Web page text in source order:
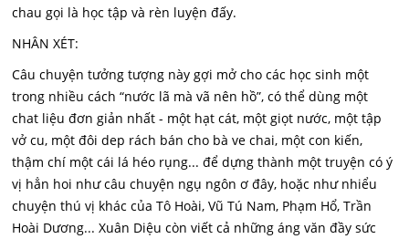
chau gọi là học tập và rèn luyện đấy.
NHÂN XÉT:
Câu chuyện tưởng tượng này gợi mở cho các học sinh một
trong nhiều cách “nước lã mà vã nên hồ”, có thể dùng một
chat liệu đơn giản nhất - một hạt cát, một giọt nước, một tập
vở cu, một đôi dep rách bán cho bà ve chai, một con kiến,
thậm chí một cái lá héo rụng... để dựng thành một truyện có ý
vị hẳn hoi như câu chuyện ngụ ngôn ơ đây, hoặc như nhiểu
chuyện thú vị khác của Tô Hoài, Vũ Tú Nam, Phạm Hổ, Trần
Hoài Dương... Xuân Diệu còn viết cả những áng văn đầy sức